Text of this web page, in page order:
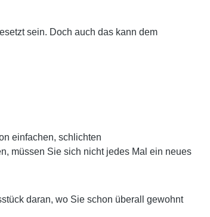
sein. Doch auch das kann dem
einfachen, schlichten
müssen Sie sich nicht jedes Mal ein neues
daran, wo Sie schon überall gewohnt